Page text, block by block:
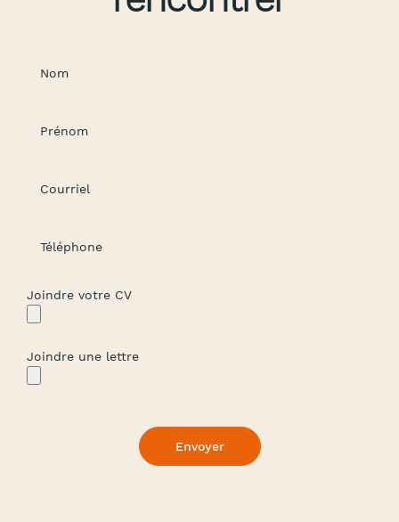
Nom
Prénom
Courriel
Téléphone
Joindre votre CV
Joindre une lettre